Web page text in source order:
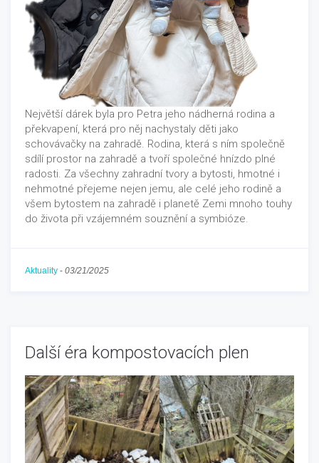
Největší dárek byla pro Petra jeho nádherná rodina a
překvapení, která pro něj nachystaly děti jako
schovávačky na zahradě. Rodina, která s ním společně
sdílí prostor na zahradě a tvoří společné hnízdo plné
radosti. Za všechny zahradní tvory a bytosti, hmotné i
nehmotné přejeme nejen jemu, ale celé jeho rodině a
všem bytostem na zahradě i planetě Zemi mnoho touhy
do života při vzájemném souznění a symbióze.
Aktuality - 03/21/2025
Další éra kompostovacích plen